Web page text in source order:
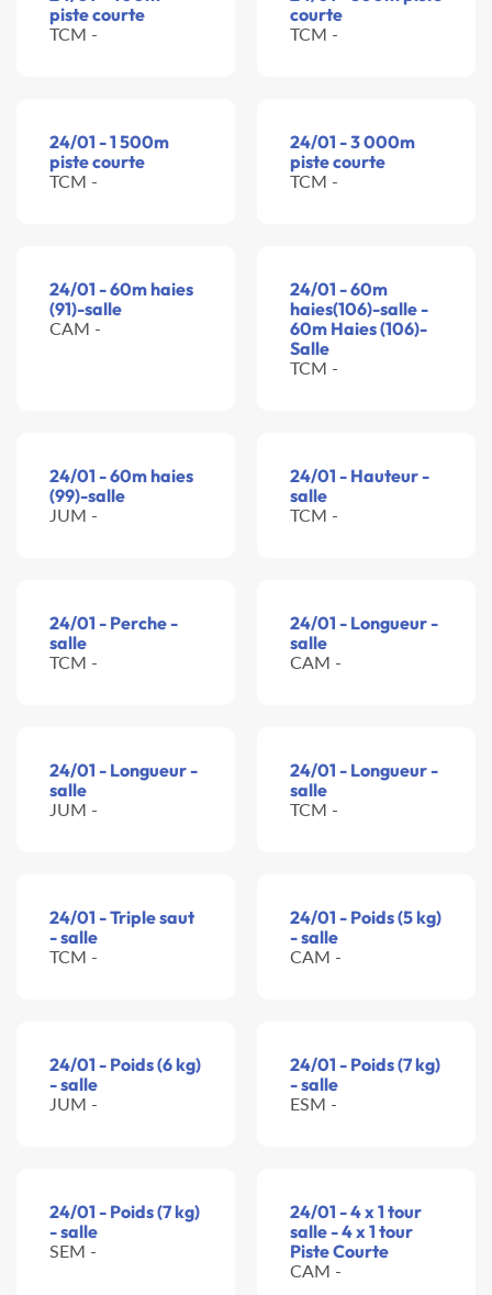
piste courte
TCM -
courte
TCM -
24/01 - 1 500m
piste courte
TCM -
24/01 - 3 000m
piste courte
TCM -
24/01 - 60m haies
(91)-salle
CAM -
24/01 - 60m
haies(106)-salle -
60m Haies (106)-
Salle
TCM -
24/01 - 60m haies
(99)-salle
JUM -
24/01 - Hauteur -
salle
TCM -
24/01 - Perche -
salle
TCM -
24/01 - Longueur -
salle
CAM -
24/01 - Longueur -
salle
JUM -
24/01 - Longueur -
salle
TCM -
24/01 - Triple saut
- salle
TCM -
24/01 - Poids (5 kg)
- salle
CAM -
24/01 - Poids (6 kg)
- salle
JUM -
24/01 - Poids (7 kg)
- salle
ESM -
24/01 - Poids (7 kg)
- salle
SEM -
24/01 - 4 x 1 tour
salle - 4 x 1 tour
Piste Courte
CAM -